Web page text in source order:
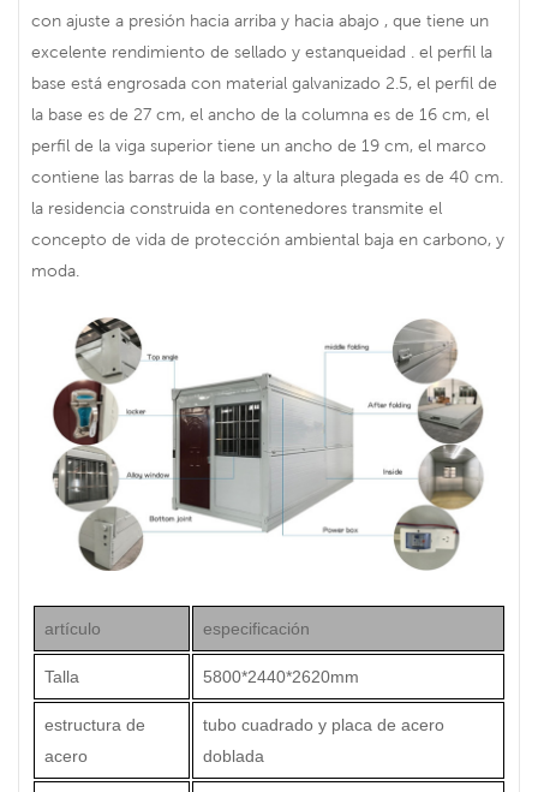
con ajuste a presión hacia arriba y hacia abajo , que tiene un
excelente rendimiento de sellado y estanqueidad . el perfil la
base está engrosada con material galvanizado 2.5, el perfil de
la base es de 27 cm, el ancho de la columna es de 16 cm, el
perfil de la viga superior tiene un ancho de 19 cm, el marco
contiene las barras de la base, y la altura plegada es de 40 cm.
la residencia construida en contenedores transmite el
concepto de vida de protección ambiental baja en carbono, y
moda.
artículo especificación
Talla 5800*2440*2620mm
estructura de
acero
tubo cuadrado y placa de acero
doblada